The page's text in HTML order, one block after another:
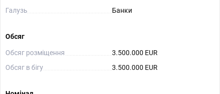
Галузь
Банки
Обсяг
Обсяг розміщення
3.500.000 EUR
Обсяг в бігу
3.500.000 EUR